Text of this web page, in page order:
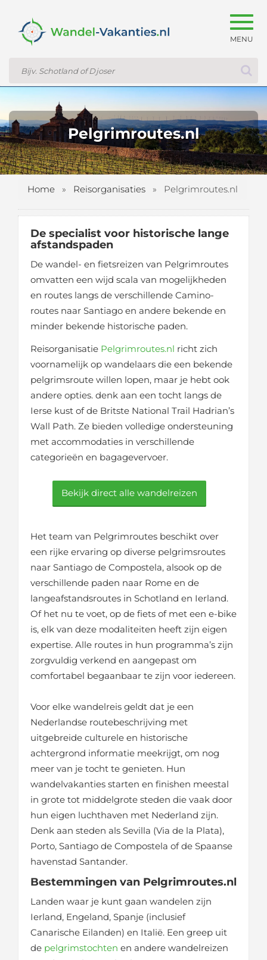
Pelgrimroutes.nl
Home » Reisorganisaties » Pelgrimroutes.nl
De specialist voor historische lange
afstandspaden
De wandel- en fietsreizen van Pelgrimroutes
omvatten een wijd scala van mogelijkheden
en routes langs de verschillende Camino-
routes naar Santiago en andere bekende en
minder bekende historische paden.
Reisorganisatie Pelgrimroutes.nl richt zich
voornamelijk op wandelaars die een bekende
pelgrimsroute willen lopen, maar je hebt ook
andere opties. denk aan een tocht langs de
Ierse kust of de Britste National Trail Hadrian’s
Wall Path. Ze bieden volledige ondersteuning
met accommodaties in verschillende
categorieën en bagagevervoer.
Bekijk direct alle wandelreizen
Het team van Pelgrimroutes beschikt over
een rijke ervaring op diverse pelgrimsroutes
naar Santiago de Compostela, alsook op de
verschillende paden naar Rome en de
langeafstandsroutes in Schotland en Ierland.
Of het nu te voet, op de fiets of met een e-bike
is, elk van deze modaliteiten heeft zijn eigen
expertise. Alle routes in hun programma’s zijn
zorgvuldig verkend en aangepast om
comfortabel begaanbaar te zijn voor iedereen.
Voor elke wandelreis geldt dat je een
Nederlandse routebeschrijving met
uitgebreide culturele en historische
achtergrond informatie meekrijgt, om nog
meer van je tocht te genieten. Hun
wandelvakanties starten en finishen meestal
in grote tot middelgrote steden die vaak door
hun eigen luchthaven met Nederland zijn.
Denk aan steden als Sevilla (Via de la Plata),
Porto, Santiago de Compostela of de Spaanse
havenstad Santander.
Bestemmingen van Pelgrimroutes.nl
Landen waar je kunt gaan wandelen zijn
Ierland, Engeland, Spanje (inclusief
Canarische Eilanden) en Italië. Een greep uit
de pelgrimstochten en andere wandelreizen